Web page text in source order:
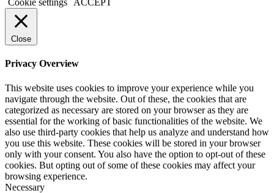
Cookie settings
ACCEPT
Close
Privacy Overview
This website uses cookies to improve your experience while you
navigate through the website. Out of these, the cookies that are
categorized as necessary are stored on your browser as they are
essential for the working of basic functionalities of the website. We
also use third-party cookies that help us analyze and understand how
you use this website. These cookies will be stored in your browser
only with your consent. You also have the option to opt-out of these
cookies. But opting out of some of these cookies may affect your
browsing experience.
Necessary